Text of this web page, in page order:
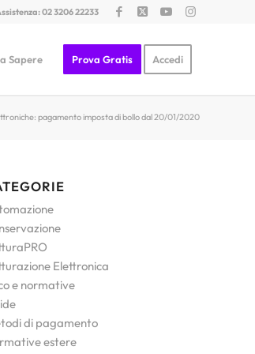
02 3206 22233
Sapere Prova Gratis Accedi
pagamento imposta di bollo dal 20/01/2020
Elettronica
e normative
di pagamento
estere